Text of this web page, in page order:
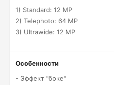
1) Standard: 12 MP
2) Telephoto: 64 MP
3) Ultrawide: 12 MP
Особенности
- Эффект "боке"